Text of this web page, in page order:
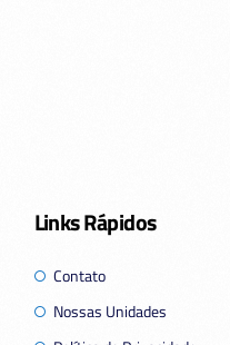
Links Rápidos
Contato
Nossas Unidades